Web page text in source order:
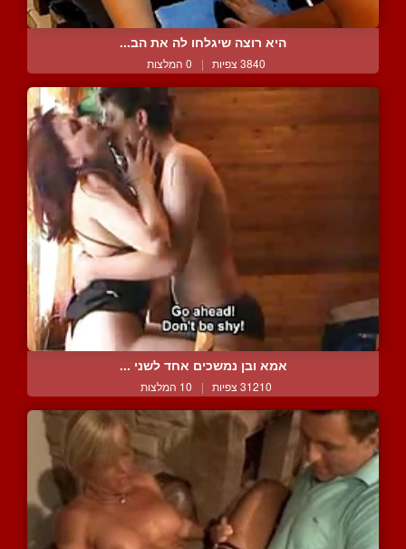
היא רוצה שיגלחו לה את הב...
3840 צפיות | 0 המלצות
אמא ובן נמשכים אחד לשני ...
31210 צפיות | 10 המלצות